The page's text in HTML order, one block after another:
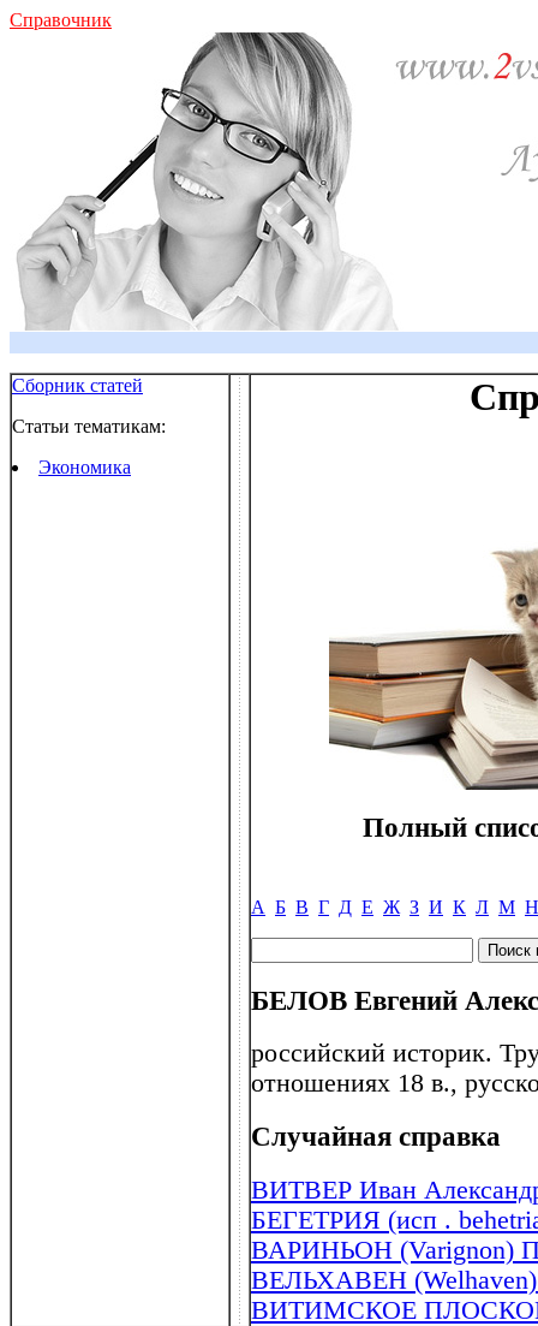
Справочник
Сборник статей
Статьи тематикам:
Экономика
Полный
А Б В Г Д Е Ж З И К Л М Н
БЕЛОВ Евгений
российский историк.
отношениях 18 в.,
Случайная справка
ВИТВЕР Иван
БЕГЕТРИЯ (исп .
ВАРИНЬОН (Varignon)
ВЕЛЬХАВЕН (Welhaven)
ВИТИМСКОЕ